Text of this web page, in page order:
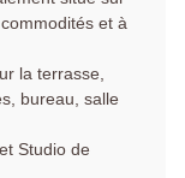
et à
la terrasse,
bureau, salle
Studio de